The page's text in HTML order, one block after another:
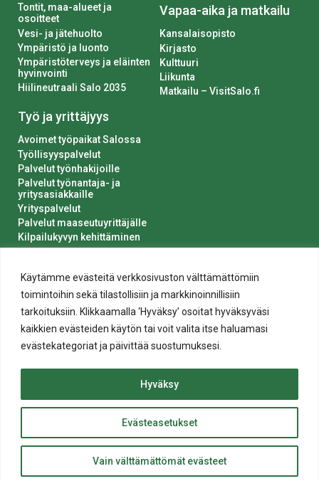
Käytämme evästeitä verkkosivuston välttämättömiin
toimintoihin sekä tilastollisiin ja markkinoinnillisiin
tarkoituksiin. Klikkaamalla ‘Hyväksy’ osoitat hyväksyväsi
kaikkien evästeiden käytön tai voit valita itse haluamasi
evästekategoriat ja päivittää suostumuksesi.
Evästeasetukset
Vain välttämättömät evästeet
Hyväksy
ylös
Tontit, maa-alueet ja
osoitteet
Vesi- ja jätehuolto
Ympäristö ja luonto
Ympäristöterveys ja eläinten
hyvinvointi
Hiilineutraali Salo 2035
Työ ja yrittäjyys
Avoimet työpaikat Salossa
Työllisyyspalvelut
Palvelut työnhakijoille
Palvelut työnantaja- ja
yritysasiakkaille
Yrityspalvelut
Palvelut maaseutuyrittäjälle
Kilpailukyvyn kehittäminen
Vapaa-aika ja matkailu
Kansalaisopisto
Kirjasto
Kulttuuri
Liikunta
Matkailu – VisitSalo.fi
Saavutettavuusseloste
© 2020 Salon kaupunki
Website crafted byEvermade.